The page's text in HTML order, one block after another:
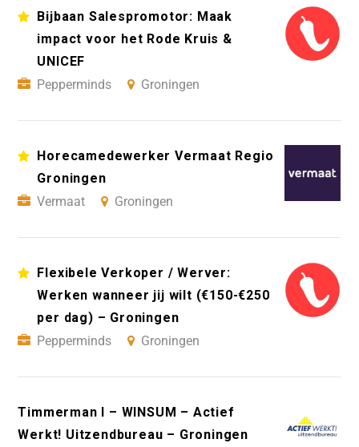
Bijbaan Salespromotor: Maak
impact voor het Rode Kruis &
UNICEF
Pepperminds
Groningen
Horecamedewerker Vermaat Regio
Groningen
Vermaat
Groningen
Flexibele Verkoper / Werver:
Werken wanneer jij wilt (€150-€250
per dag) – Groningen
Pepperminds
Groningen
Timmerman I – WINSUM – Actief
Werkt! Uitzendbureau – Groningen